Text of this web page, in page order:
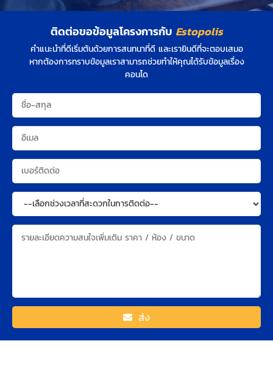
ติดต่อขอข้อมูลโครงการกับ Estopolis
คำแนะนำที่ดีเริ่มต้นด้วยการสนทนาที่ดี และเรายินดีที่จะตอบเสมอ
หากต้องการทราบข้อมูลเราสามารถช่วยทำให้คุณได้รับข้อมูลเรื่อง
คอนโด
ส่ง